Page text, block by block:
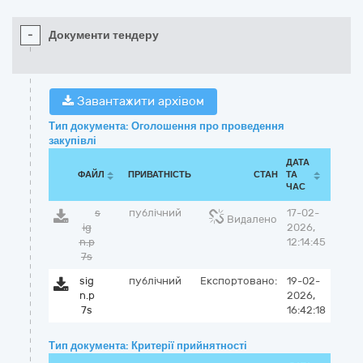
- Документи тендеру
Завантажити архівом
Тип документа: Оголошення про проведення
закупівлі
ФАЙЛ ПРИВАТНІСТЬ СТАН
ДАТА
ТА
ЧАС
s
ig
n.p
7s
публічний
Видалено
17-02-
2026,
12:14:45
sig
n.p
7s
публічний Експортовано:
19-02-
2026,
16:42:18
Тип документа: Критерії прийнятності